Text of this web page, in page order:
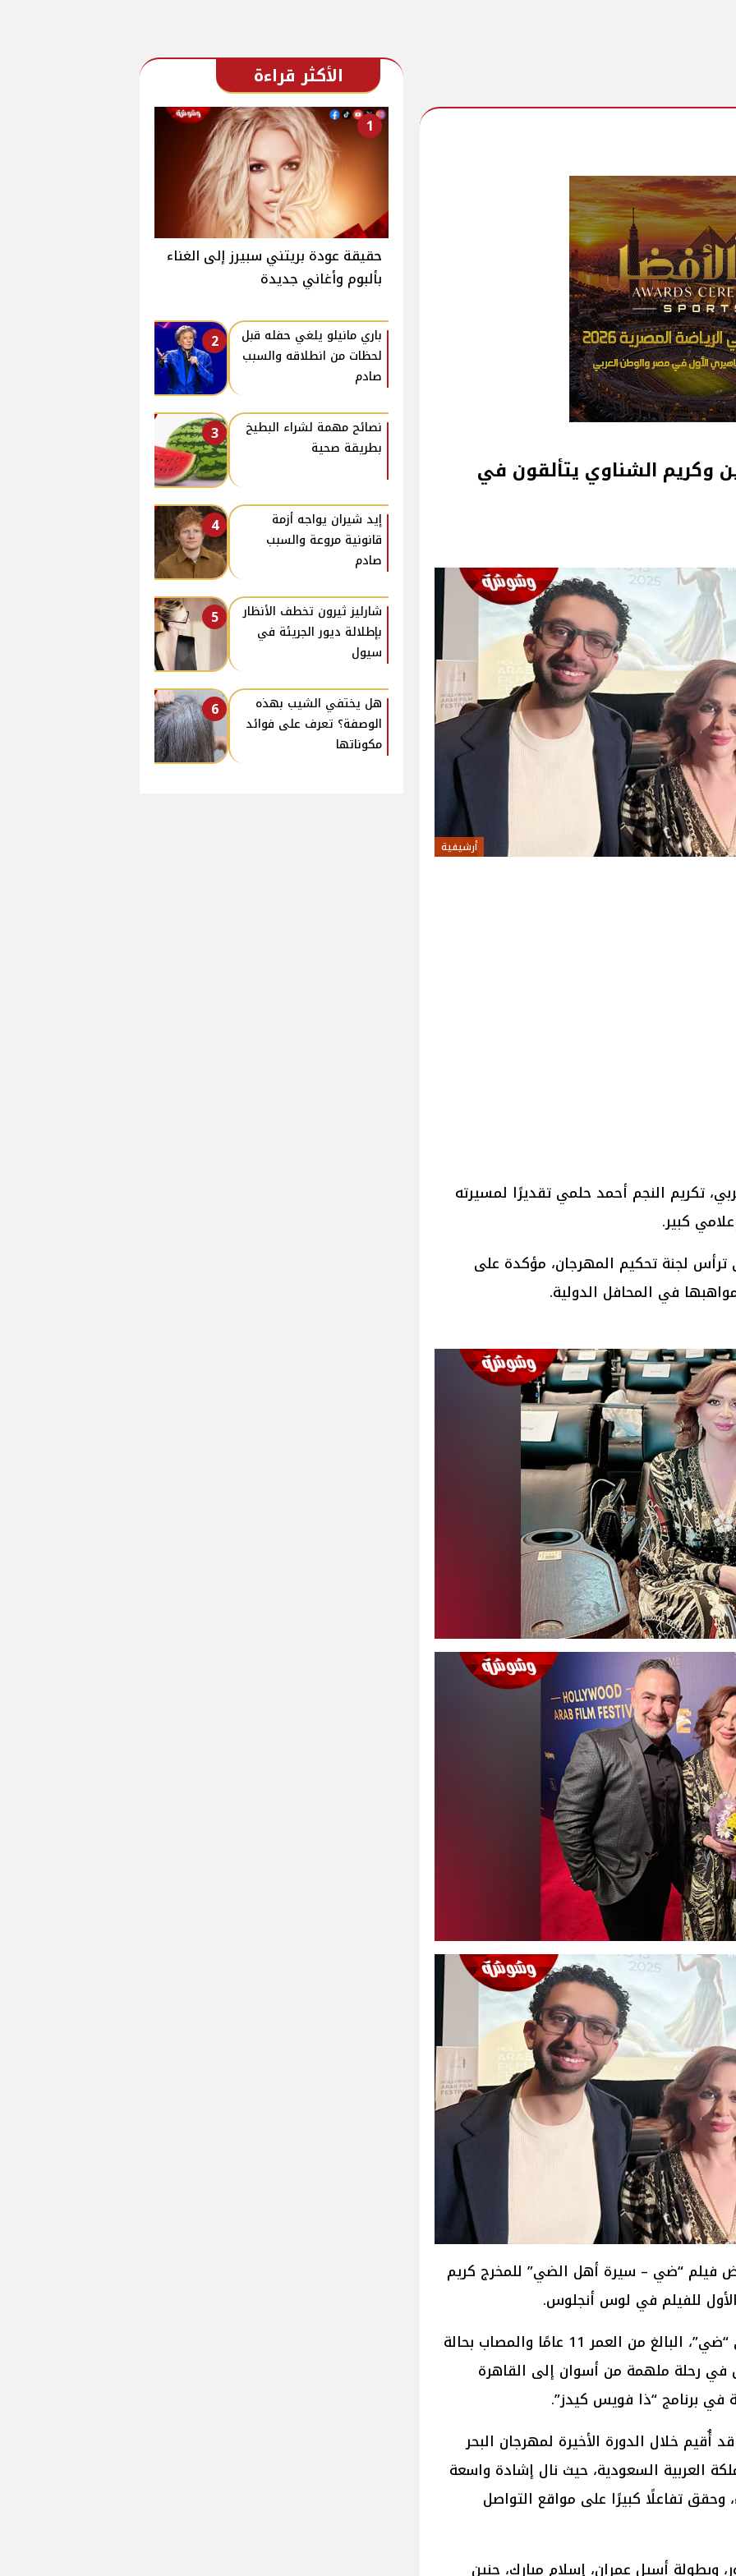
وكريم الشناوي يتألقون في
أرشيفية
تكريم النجم أحمد حلمي تقديرًا لمسيرته
كبير.
ترأس لجنة تحكيم المهرجان، مؤكدة على
في المحافل الدولية.
فيلم “ضي – سيرة أهل الضي” للمخرج كريم
للفيلم في لوس أنجلوس.
الفيلم يروي قصة المراهق النوبي “ضي”، البالغ من العمر 11 عامًا والمصاب بحالة
في رحلة ملهمة من أسوان إلى القاهرة
في برنامج “ذا فويس كيدز”.
أُقيم خلال الدورة الأخيرة لمهرجان البحر
العربية السعودية، حيث نال إشادة واسعة
تفاعلًا كبيرًا على مواقع التواصل
وبطولة أسيل عمران، إسلام مبارك، حنين
الأكثر قراءة
1
حقيقة عودة بريتني سبيرز إلى الغناء
بألبوم وأغاني جديدة
2
باري مانيلو يلغي حفله قبل
لحظات من انطلاقه والسبب
صادم
3
نصائح مهمة لشراء البطيخ
بطريقة صحية
4
إيد شيران يواجه أزمة
قانونية مروعة والسبب
صادم
5
شارليز ثيرون تخطف الأنظار
بإطلالة ديور الجريئة في
سيول
6
هل يختفي الشيب بهذه
الوصفة؟ تعرف على فوائد
مكوناتها